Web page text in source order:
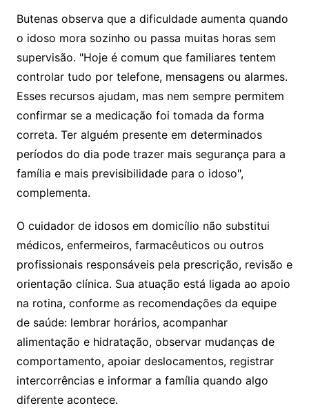
Butenas observa que a dificuldade aumenta quando
o idoso mora sozinho ou passa muitas horas sem
supervisão. "Hoje é comum que familiares tentem
controlar tudo por telefone, mensagens ou alarmes.
Esses recursos ajudam, mas nem sempre permitem
confirmar se a medicação foi tomada da forma
correta. Ter alguém presente em determinados
períodos do dia pode trazer mais segurança para a
família e mais previsibilidade para o idoso",
complementa.
O cuidador de idosos em domicílio não substitui
médicos, enfermeiros, farmacêuticos ou outros
profissionais responsáveis pela prescrição, revisão e
orientação clínica. Sua atuação está ligada ao apoio
na rotina, conforme as recomendações da equipe
de saúde: lembrar horários, acompanhar
alimentação e hidratação, observar mudanças de
comportamento, apoiar deslocamentos, registrar
intercorrências e informar a família quando algo
diferente acontece.